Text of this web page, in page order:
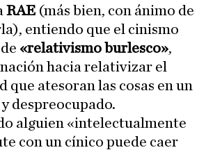
RAE (más bien, con ánimo de
entiendo que el cinismo
«relativismo burlesco»,
hacia relativizar el
que atesoran las cosas en un
despreocupado.
alguien «intelectualmente
con un cínico puede caer